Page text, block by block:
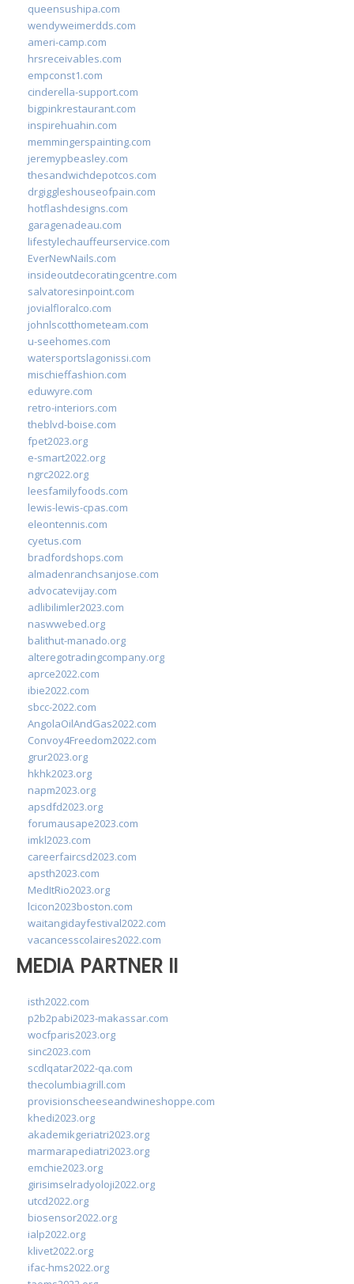
queensushipa.com
wendyweimerdds.com
ameri-camp.com
hrsreceivables.com
empconst1.com
cinderella-support.com
bigpinkrestaurant.com
inspirehuahin.com
memmingerspainting.com
jeremypbeasley.com
thesandwichdepotcos.com
drgiggleshouseofpain.com
hotflashdesigns.com
garagenadeau.com
lifestylechauffeurservice.com
EverNewNails.com
insideoutdecoratingcentre.com
salvatoresinpoint.com
jovialfloralco.com
johnlscotthometeam.com
u-seehomes.com
watersportslagonissi.com
mischieffashion.com
eduwyre.com
retro-interiors.com
theblvd-boise.com
fpet2023.org
e-smart2022.org
ngrc2022.org
leesfamilyfoods.com
lewis-lewis-cpas.com
eleontennis.com
cyetus.com
bradfordshops.com
almadenranchsanjose.com
advocatevijay.com
adlibilimler2023.com
naswwebed.org
balithut-manado.org
alteregotradingcompany.org
aprce2022.com
ibie2022.com
sbcc-2022.com
AngolaOilAndGas2022.com
Convoy4Freedom2022.com
grur2023.org
hkhk2023.org
napm2023.org
apsdfd2023.org
forumausape2023.com
imkl2023.com
careerfaircsd2023.com
apsth2023.com
MedItRio2023.org
lcicon2023boston.com
waitangidayfestival2022.com
vacancesscolaires2022.com
MEDIA PARTNER II
isth2022.com
p2b2pabi2023-makassar.com
wocfparis2023.org
sinc2023.com
scdlqatar2022-qa.com
thecolumbiagrill.com
provisionscheeseandwineshoppe.com
khedi2023.org
akademikgeriatri2023.org
marmarapediatri2023.org
emchie2023.org
girisimselradyoloji2022.org
utcd2022.org
biosensor2022.org
ialp2022.org
klivet2022.org
ifac-hms2022.org